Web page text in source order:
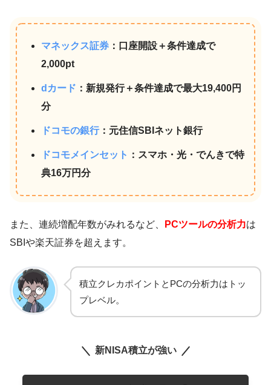
マネックス証券 ：口座開設＋条件達成で
2,000pt
dカード ：新規発行＋条件達成で最大19,400円
分
ドコモの銀行：元住信SBIネット銀行
ドコモメインセット ：スマホ・光・でんきで特
典16万円分
また、連続増配年数がみれるなど、 PCツールの分析力は
SBIや楽天証券を超えます。
積立クレカポイントとPCの分析力はトッ
プレベル。
新NISA積立が強い